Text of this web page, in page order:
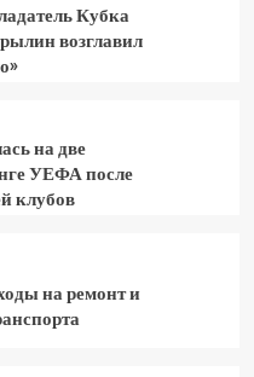
Кубка
возглавил
на две
УЕФА после
клубов
на ремонт и